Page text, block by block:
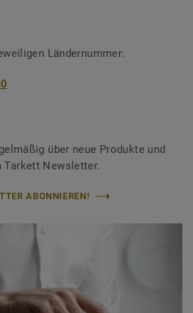
Ländernummer:
über neue Produkte und
Tarkett Newsletter.
ABONNIEREN!